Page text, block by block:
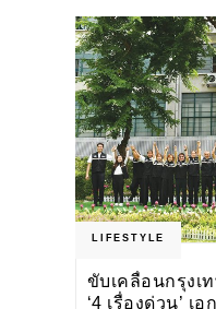
LIFESTYLE
ขับเคลื่อนกรุงเ
‘4 เรื่องด่วน’ เ